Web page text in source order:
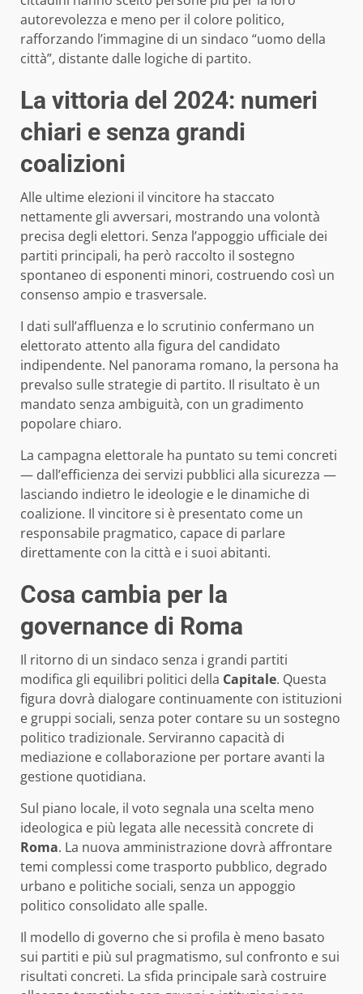
autorevolezza e meno per il colore politico,
rafforzando l’immagine di un sindaco “uomo della
città”, distante dalle logiche di partito.
La vittoria del 2024: numeri
chiari e senza grandi
coalizioni
Alle ultime elezioni il vincitore ha staccato
nettamente gli avversari, mostrando una volontà
precisa degli elettori. Senza l’appoggio ufficiale dei
partiti principali, ha però raccolto il sostegno
spontaneo di esponenti minori, costruendo così un
consenso ampio e trasversale.
I dati sull’affluenza e lo scrutinio confermano un
elettorato attento alla figura del candidato
indipendente. Nel panorama romano, la persona ha
prevalso sulle strategie di partito. Il risultato è un
mandato senza ambiguità, con un gradimento
popolare chiaro.
La campagna elettorale ha puntato su temi concreti
— dall’efficienza dei servizi pubblici alla sicurezza —
lasciando indietro le ideologie e le dinamiche di
coalizione. Il vincitore si è presentato come un
responsabile pragmatico, capace di parlare
direttamente con la città e i suoi abitanti.
Cosa cambia per la
governance di Roma
Il ritorno di un sindaco senza i grandi partiti
modifica gli equilibri politici della Capitale. Questa
figura dovrà dialogare continuamente con istituzioni
e gruppi sociali, senza poter contare su un sostegno
politico tradizionale. Serviranno capacità di
mediazione e collaborazione per portare avanti la
gestione quotidiana.
Sul piano locale, il voto segnala una scelta meno
ideologica e più legata alle necessità concrete di
Roma. La nuova amministrazione dovrà affrontare
temi complessi come trasporto pubblico, degrado
urbano e politiche sociali, senza un appoggio
politico consolidato alle spalle.
Il modello di governo che si profila è meno basato
sui partiti e più sul pragmatismo, sul confronto e sui
risultati concreti. La sfida principale sarà costruire